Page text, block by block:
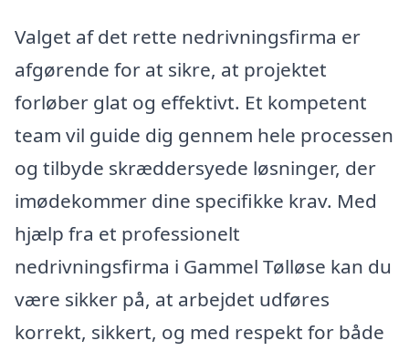
Valget af det rette nedrivningsfirma er
afgørende for at sikre, at projektet
forløber glat og effektivt. Et kompetent
team vil guide dig gennem hele processen
og tilbyde skræddersyede løsninger, der
imødekommer dine specifikke krav. Med
hjælp fra et professionelt
nedrivningsfirma i Gammel Tølløse kan du
være sikker på, at arbejdet udføres
korrekt, sikkert, og med respekt for både